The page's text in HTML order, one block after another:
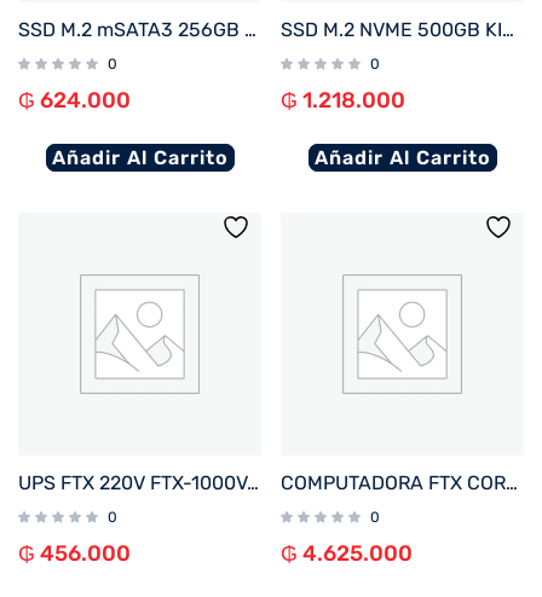
SSD M.2 mSATA3 256GB KINGSTON SKC600MS/256G 550/500MB/S
0
₲ 624.000
Añadir Al Carrito
SSD M.2 NVME 500GB KINGSTON SNV3SM3/500G 5000/3000MB/S PCIE 4.0
0
₲ 1.218.000
Añadir Al Carrito
UPS FTX 220V FTX-1000VA / 600W NEMA UNIVERSAL
0
₲ 456.000
COMPUTADORA FTX CORE MAX I5/480SSD/8G+ MON 22″+ UPS 600+ TECLADO+ MOU+ SPK+ FILTRO
0
₲ 4.625.000